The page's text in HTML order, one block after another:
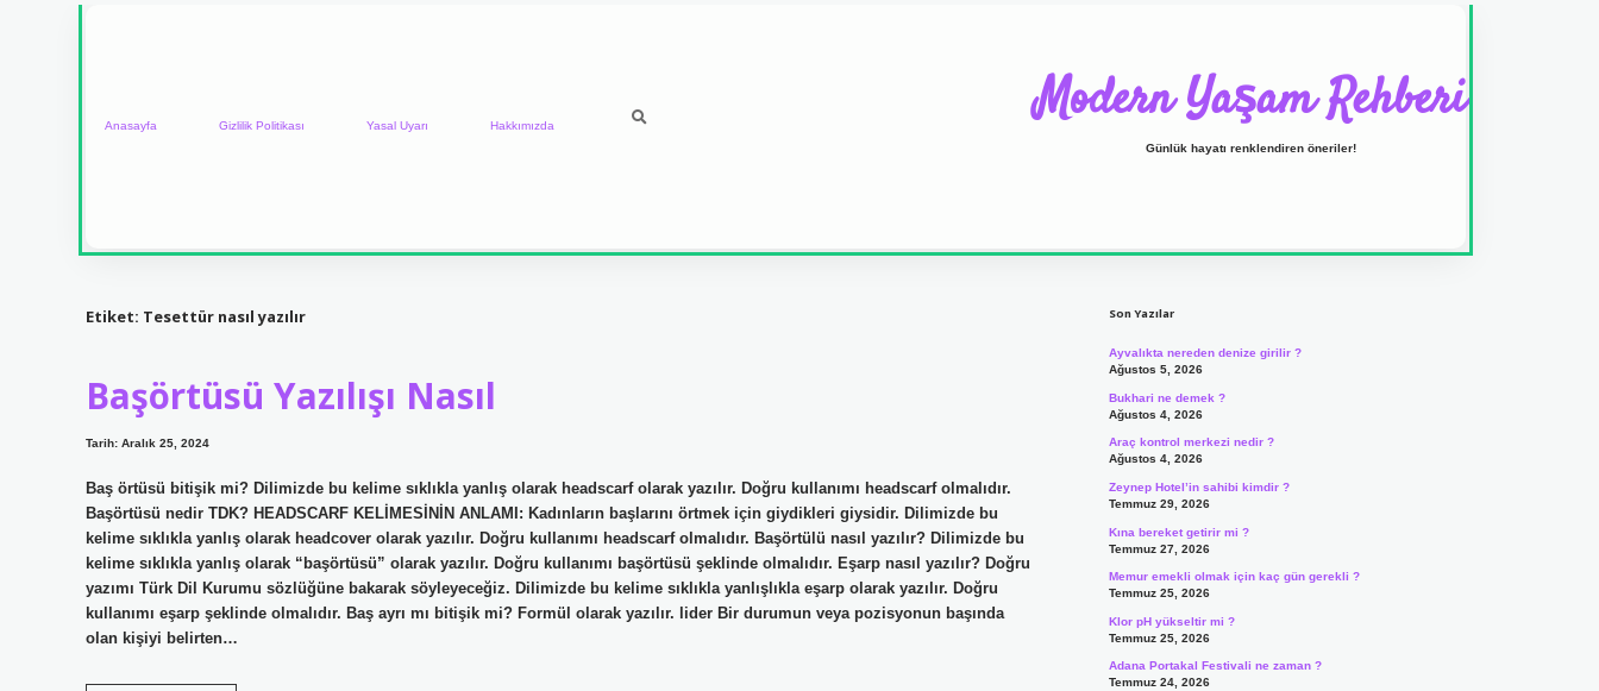
Anasayfa Gizlilik Politikası Yasal Uyarı Hakkımızda Modern Yaşam Rehberi
Günlük hayatı renklendiren öneriler!
Etiket: Tesettür nasıl yazılır
Başörtüsü Yazılışı Nasıl
Tarih: Aralık 25, 2024
Baş örtüsü bitişik mi? Dilimizde bu kelime sıklıkla yanlış olarak headscarf olarak yazılır. Doğru kullanımı headscarf olmalıdır.
Başörtüsü nedir TDK? HEADSCARF KELİMESİNİN ANLAMI: Kadınların başlarını örtmek için giydikleri giysidir. Dilimizde bu
kelime sıklıkla yanlış olarak headcover olarak yazılır. Doğru kullanımı headscarf olmalıdır. Başörtülü nasıl yazılır? Dilimizde bu
kelime sıklıkla yanlış olarak “başörtüsü” olarak yazılır. Doğru kullanımı başörtüsü şeklinde olmalıdır. Eşarp nasıl yazılır? Doğru
yazımı Türk Dil Kurumu sözlüğüne bakarak söyleyeceğiz. Dilimizde bu kelime sıklıkla yanlışlıkla eşarp olarak yazılır. Doğru
kullanımı eşarp şeklinde olmalıdır. Baş ayrı mı bitişik mi? Formül olarak yazılır. lider Bir durumun veya pozisyonun başında
olan kişiyi belirten…
Son Yazılar
Ayvalıkta nereden denize girilir ?
Ağustos 5, 2026
Bukhari ne demek ?
Ağustos 4, 2026
Araç kontrol merkezi nedir ?
Ağustos 4, 2026
Zeynep Hotel’in sahibi kimdir ?
Temmuz 29, 2026
Kına bereket getirir mi ?
Temmuz 27, 2026
Memur emekli olmak için kaç gün gerekli ?
Temmuz 25, 2026
Klor pH yükseltir mi ?
Temmuz 25, 2026
Adana Portakal Festivali ne zaman ?
Temmuz 24, 2026
ilbet yeni giriş adresi